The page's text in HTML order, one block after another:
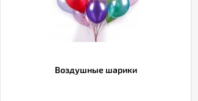
Воздушные шарики